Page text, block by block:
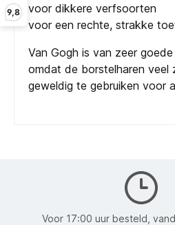
9,8
voor dikkere verfsoorten
voor een rechte, strakke
Van Gogh is van zeer
omdat de borstelharen veel
geweldig te gebruiken voor
Voor 17:00 uur besteld,